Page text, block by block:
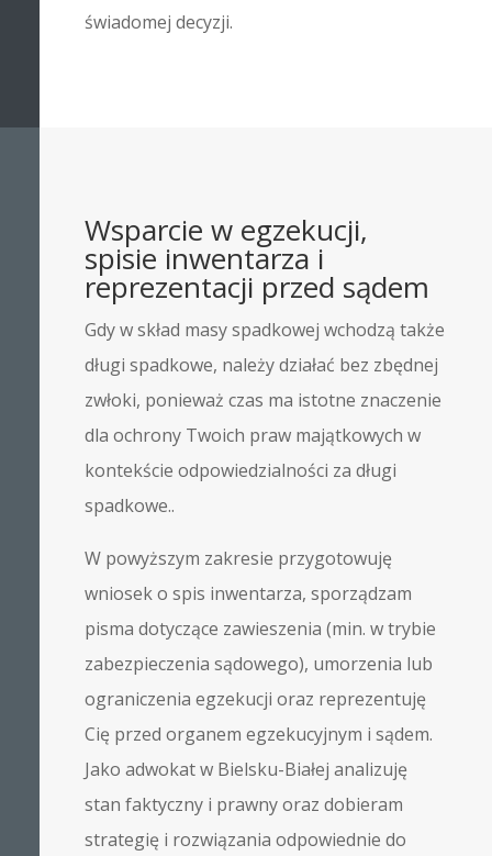
świadomej decyzji.
Wsparcie w egzekucji,
spisie inwentarza i
reprezentacji przed sądem
Gdy w skład masy spadkowej wchodzą także
długi spadkowe, należy działać bez zbędnej
zwłoki, ponieważ czas ma istotne znaczenie
dla ochrony Twoich praw majątkowych w
kontekście odpowiedzialności za długi
spadkowe..
W powyższym zakresie przygotowuję
wniosek o spis inwentarza, sporządzam
pisma dotyczące zawieszenia (min. w trybie
zabezpieczenia sądowego), umorzenia lub
ograniczenia egzekucji oraz reprezentuję
Cię przed organem egzekucyjnym i sądem.
Jako adwokat w Bielsku-Białej analizuję
stan faktyczny i prawny oraz dobieram
strategię i rozwiązania odpowiednie do